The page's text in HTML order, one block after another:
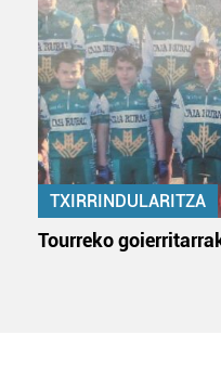
TXIRRINDULARITZA
Tourreko